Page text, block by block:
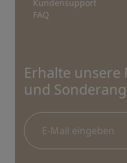
Kundensupport
FAQ
Erhalte unsere
und